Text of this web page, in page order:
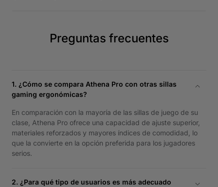
Preguntas frecuentes
1. ¿Cómo se compara Athena Pro con otras sillas
gaming ergonómicas?
En comparación con la mayoría de las sillas de juego de su
clase, Athena Pro ofrece una capacidad de ajuste superior,
materiales reforzados y mayores índices de comodidad, lo
que la convierte en la opción preferida para los jugadores
serios.
2. ¿Para qué tipo de usuarios es más adecuado